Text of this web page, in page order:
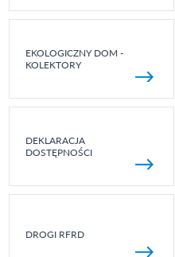
EKOLOGICZNY DOM -
KOLEKTORY
DEKLARACJA
DOSTĘPNOŚCI
DROGI RFRD